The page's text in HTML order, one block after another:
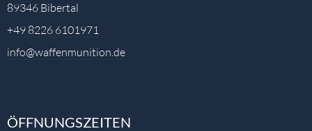
89346 Bibertal
+49 8226 6101971
info@waffenmunition.de
ÖFFNUNGSZEITEN